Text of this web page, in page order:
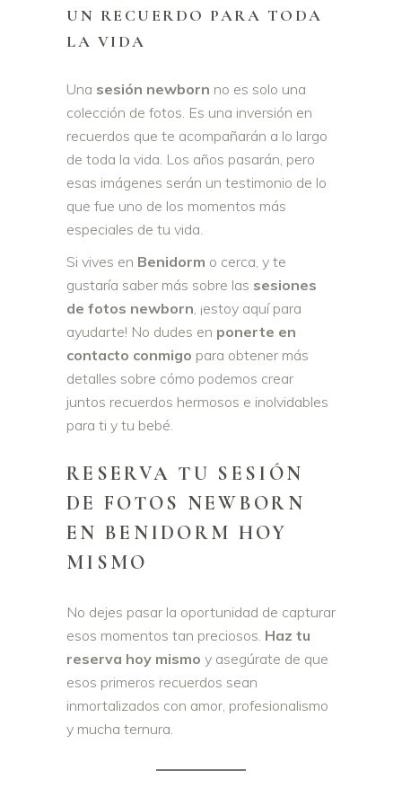
UN RECUERDO PARA TODA
LA VIDA
Una sesión newborn no es solo una
colección de fotos. Es una inversión en
recuerdos que te acompañarán a lo largo
de toda la vida. Los años pasarán, pero
esas imágenes serán un testimonio de lo
que fue uno de los momentos más
especiales de tu vida.
Si vives en Benidorm o cerca, y te
gustaría saber más sobre las sesiones
de fotos newborn, ¡estoy aquí para
ayudarte! No dudes en ponerte en
contacto conmigo para obtener más
detalles sobre cómo podemos crear
juntos recuerdos hermosos e inolvidables
para ti y tu bebé.
RESERVA TU SESIÓN
DE FOTOS NEWBORN
EN BENIDORM HOY
MISMO
No dejes pasar la oportunidad de capturar
esos momentos tan preciosos. Haz tu
reserva hoy mismo y asegúrate de que
esos primeros recuerdos sean
inmortalizados con amor, profesionalismo
y mucha ternura.